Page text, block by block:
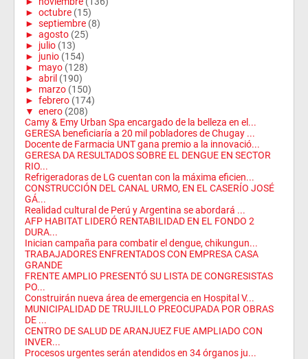
► octubre (15)
► septiembre (8)
► agosto (25)
► julio (13)
► junio (154)
► mayo (128)
► abril (190)
► marzo (150)
► febrero (174)
▼ enero (208)
Camy & Emy Urban Spa encargado de la belleza en el...
GERESA beneficiaría a 20 mil pobladores de Chugay ...
Docente de Farmacia UNT gana premio a la innovació...
GERESA DA RESULTADOS SOBRE EL DENGUE EN SECTOR
RIO...
Refrigeradoras de LG cuentan con la máxima eficien...
CONSTRUCCIÓN DEL CANAL URMO, EN EL CASERÍO JOSÉ
GÁ...
Realidad cultural de Perú y Argentina se abordará ...
AFP HABITAT LIDERÓ RENTABILIDAD EN EL FONDO 2
DURA...
Inician campaña para combatir el dengue, chikungun...
TRABAJADORES ENFRENTADOS CON EMPRESA CASA
GRANDE
FRENTE AMPLIO PRESENTÓ SU LISTA DE CONGRESISTAS
PO...
Construirán nueva área de emergencia en Hospital V...
MUNICIPALIDAD DE TRUJILLO PREOCUPADA POR OBRAS
DE ...
CENTRO DE SALUD DE ARANJUEZ FUE AMPLIADO CON
INVER...
Procesos urgentes serán atendidos en 34 órganos ju...